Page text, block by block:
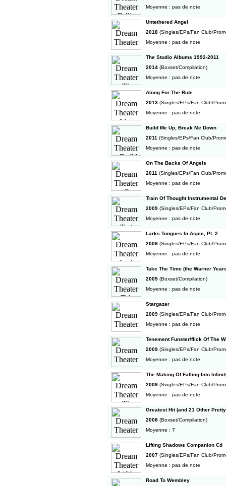
Moyenne : pas de note
Untethered Angel
2018 (Singles/EPs/Fan Club/
Moyenne : pas de note
The Studio Albums 1992-2011
2014 (Boxset/Compilation)
Moyenne : pas de note
Along For The Ride
2013 (Singles/EPs/Fan Club/
Moyenne : pas de note
Build Me Up, Break Me Down
2011 (Singles/EPs/Fan Club/
Moyenne : pas de note
On The Backs Of Angels
2011 (Singles/EPs/Fan Club/
Moyenne : pas de note
Train Of Thought Instrumental
2009 (Singles/EPs/Fan Club/
Moyenne : pas de note
Larks Tongues In Aspic, Pt. 2
2009 (Singles/EPs/Fan Club/
Moyenne : pas de note
Take The Time (the Warner
2009 (Boxset/Compilation)
Moyenne : pas de note
Stargazer
2009 (Singles/EPs/Fan Club/
Moyenne : pas de note
Tenement Funster/flick Of The
2009 (Singles/EPs/Fan Club/
Moyenne : pas de note
The Making Of Falling Into
2009 (Singles/EPs/Fan Club/
Moyenne : pas de note
Greatest Hit (and 21 Other
2008 (Boxset/Compilation)
Moyenne : 7
Lifting Shadows Companion Cd
2007 (Singles/EPs/Fan Club/
Moyenne : pas de note
Road To Wembley